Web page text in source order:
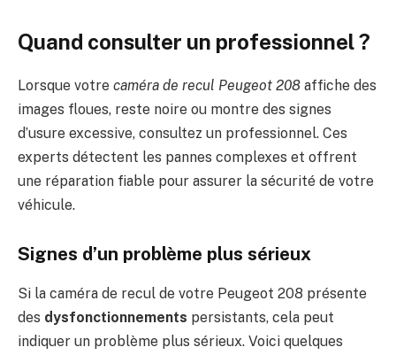
Quand consulter un professionnel ?
Lorsque votre caméra de recul Peugeot 208 affiche des
images floues, reste noire ou montre des signes
d’usure excessive, consultez un professionnel. Ces
experts détectent les pannes complexes et offrent
une réparation fiable pour assurer la sécurité de votre
véhicule.
Signes d’un problème plus sérieux
Si la caméra de recul de votre Peugeot 208 présente
des dysfonctionnements persistants, cela peut
indiquer un problème plus sérieux. Voici quelques